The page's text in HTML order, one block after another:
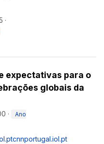
·
expectativas para o
globais da
·
Ano
cnnportugal.iol.pt